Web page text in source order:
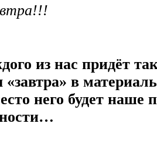
из нас придёт
«завтра» в
него будет наше